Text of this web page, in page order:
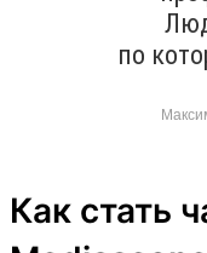
по
Как стать